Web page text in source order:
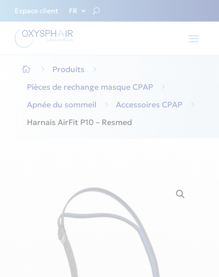
Espace client FR
 5 Produits
5
Pièces de rechange masque CPAP
5
Apnée du sommeil
5 Accessoires CPAP
5
Harnais AirFit P10 – Resmed